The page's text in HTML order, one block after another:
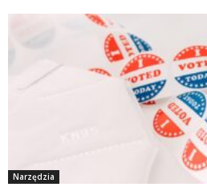
Narzędzia